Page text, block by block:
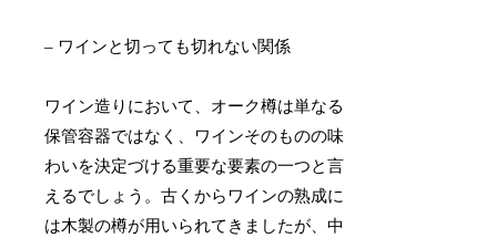
– ワインと切っても切れない関係
ワイン造りにおいて、オーク樽は単なる
保管容器ではなく、ワインそのものの味
わいを決定づける重要な要素の一つと言
えるでしょう。古くからワインの熟成に
は木製の樽が用いられてきましたが、中